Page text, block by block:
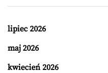
lipiec 2026
maj 2026
kwiecień 2026